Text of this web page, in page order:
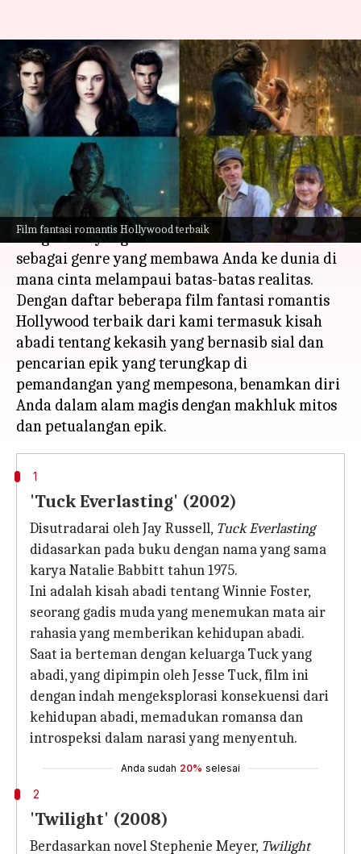
Film fantasi romantis Hollywood terbaik
Film Fantasi Romantis
Hollywood Terbaik Yang Wajib
Anda Tonton
menulis Handoko Nov 27, 2023 12:04 pm
Apa ceritanya
Dalam film fantasi romantis, emosi terjalin
dengan hal yang luar biasa. Film ini muncul
sebagai genre yang membawa Anda ke dunia di
mana cinta melampaui batas-batas realitas.
Dengan daftar beberapa film fantasi romantis
Hollywood terbaik dari kami termasuk kisah
abadi tentang kekasih yang bernasib sial dan
pencarian epik yang terungkap di
pemandangan yang mempesona, benamkan diri
Anda dalam alam magis dengan makhluk mitos
1
'Tuck Everlasting' (2002)
Disutradarai oleh Jay Russell, Tuck Everlasting
didasarkan pada buku dengan nama yang sama
karya Natalie Babbitt tahun 1975.
Ini adalah kisah abadi tentang Winnie Foster,
seorang gadis muda yang menemukan mata air
rahasia yang memberikan kehidupan abadi.
Saat ia berteman dengan keluarga Tuck yang
abadi, yang dipimpin oleh Jesse Tuck, film ini
dengan indah mengeksplorasi konsekuensi dari
kehidupan abadi, memadukan romansa dan
introspeksi dalam narasi yang menyentuh.
Anda sudah 20% selesai
2
'Twilight' (2008)
Berdasarkan novel Stephenie Meyer, Twilight